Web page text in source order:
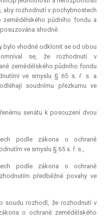
aby rozhodnutí v pochybnostech
půdního fondu a
shodně.
bylo vhodné odklonit se od obou
se, že rozhodnutí v
zemědělského půdního fondu
ve smyslu § 65 s. ř. s. a
soudnímu přezkumu ve
senátu k posouzení dvou
podle zákona o ochraně
ve smyslu § 65 s. ř. s.,
podle zákona o ochraně
předběžné povahy ve
soudu rozhodl, že rozhodnutí v
o ochraně zemědělského